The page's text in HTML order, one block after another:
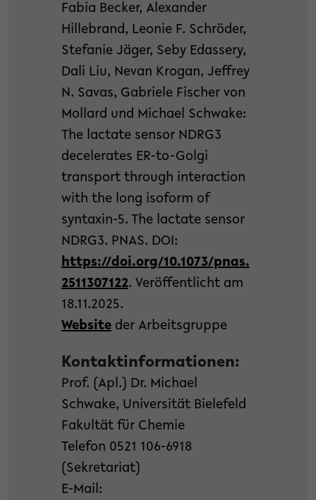
Fabia Becker, Alexander
Hillebrand, Leonie F. Schröder,
Stefanie Jäger, Seby Edassery,
Dali Liu, Nevan Krogan, Jeffrey
N. Savas, Gabriele Fischer von
Mollard und Michael Schwake:
The lactate sensor NDRG3
decelerates ER-to-Golgi
transport through interaction
with the long isoform of
syntaxin-5. The lactate sensor
NDRG3. PNAS. DOI:
https://doi.org/10.1073/pnas.
2511307122. Veröffentlicht am
18.11.2025.
Websiteder Arbeitsgruppe
Kontaktinformationen:
Prof. (Apl.) Dr. Michael
Schwake, Universität Bielefeld
Fakultät für Chemie
Telefon 0521 106-6918
(Sekretariat)
E-Mail: